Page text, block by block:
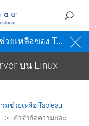
Tableau เป็นภาษาอังกฤษ (สหรัฐอเมริกา)
บน Linux
มช่วยเหลือ Tableau
คำจำกัดความและ